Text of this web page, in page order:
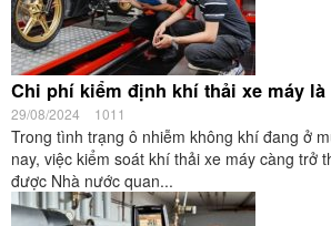
Chi phí kiểm định khí thải xe máy là
29/08/2024 1011
Trong tình trạng ô nhiễm không khí đang ở
nay, việc kiểm soát khí thải xe máy càng trở
được Nhà nước quan...